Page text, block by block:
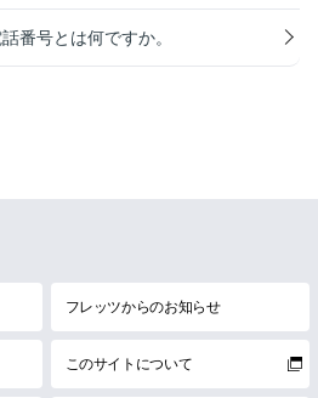
番号とは何ですか。
フレッツからのお知らせ
このサイトについて